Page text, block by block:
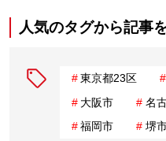
人気のタグから記事
東京都23区
大阪市
名
福岡市
堺